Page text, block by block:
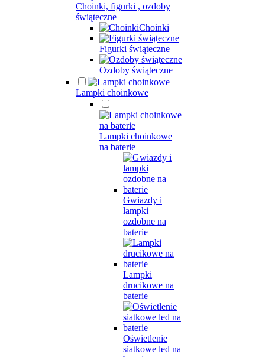
Choinki, figurki , ozdoby
świąteczne
Choinki
Figurki świąteczne
Ozdoby świąteczne
Lampki choinkowe
Lampki choinkowe
na baterie
Gwiazdy i
lampki
ozdobne na
baterie
Lampki
drucikowe na
baterie
Oświetlenie
siatkowe led na